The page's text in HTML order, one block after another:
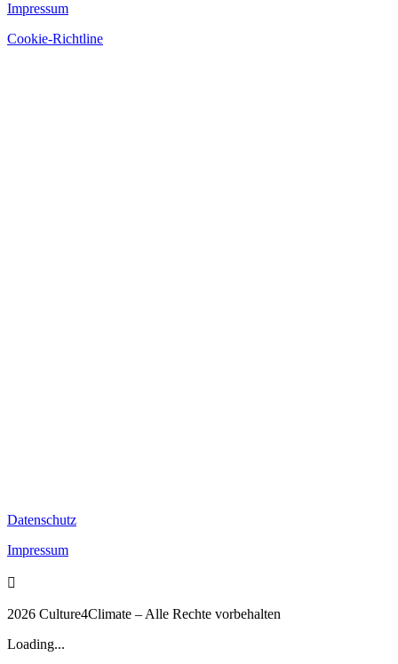
Impressum
Cookie-Richtline
Startförderung durch
Datenschutz
Impressum

2026 Culture4Climate – Alle Rechte vorbehalten
Loading...